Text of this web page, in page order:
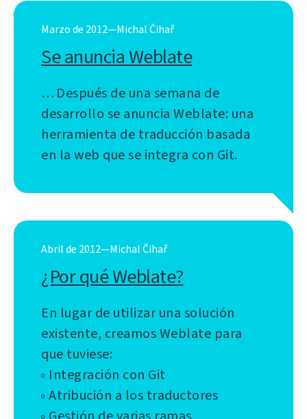
Marzo de 2012—Michal Čihař
Se anuncia Weblate
… Después de una semana de
desarrollo se anuncia Weblate: una
herramienta de traducción basada
en la web que se integra con Git.
Abril de 2012—Michal Čihař
¿Por qué Weblate?
En lugar de utilizar una solución
existente, creamos Weblate para
que tuviese:
◦ Integración con Git
◦ Atribución a los traductores